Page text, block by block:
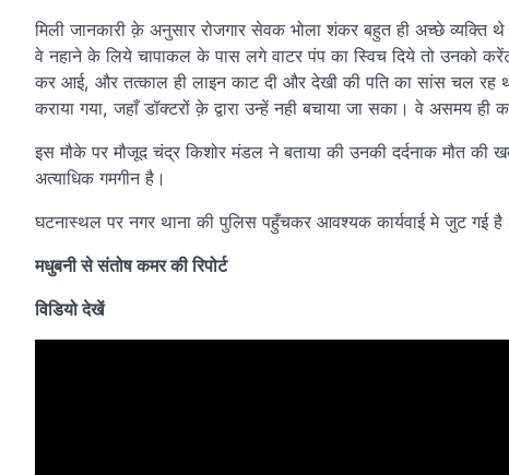
मिली जानकारी क़े अनुसार रोजगार सेवक भोला शंकर बहुत ही अच्छे
वे नहाने के लिये चापाकल के पास लगे वाटर पंप का स्विच दिये तो उनको
कर आई, और तत्काल ही लाइन काट दी और देखी की पति का सांस चल रह
कराया गया, जहाँ डॉक्टरों क़े द्वारा उन्हें नही बचाया जा सका। वे असमय
इस मौके पर मौजूद चंद्र किशोर मंडल ने बताया की उनकी दर्दनाक मौत की
अत्याधिक गमगीन है।
घटनास्थल पर नगर थाना की पुलिस पहुँचकर आवश्यक कार्यवाई मे जुट गई है।
मधुबनी से संतोष कमर की रिपोर्ट
विडियो देखें